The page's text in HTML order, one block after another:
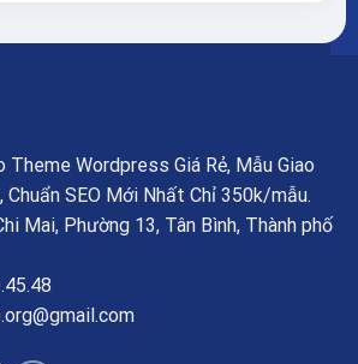
Theme Wordpress Giá Rẻ, Mẫu Giao
SEO Mới Nhất Chỉ 350k/mẫu.
Mai, Phường 13, Tân Bình, Thành phố